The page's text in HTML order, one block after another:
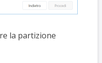
la partizione